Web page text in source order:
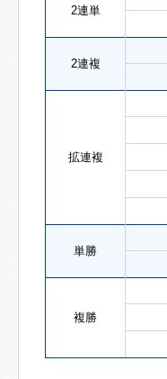
2連単
2連複
拡連複
単勝
複勝